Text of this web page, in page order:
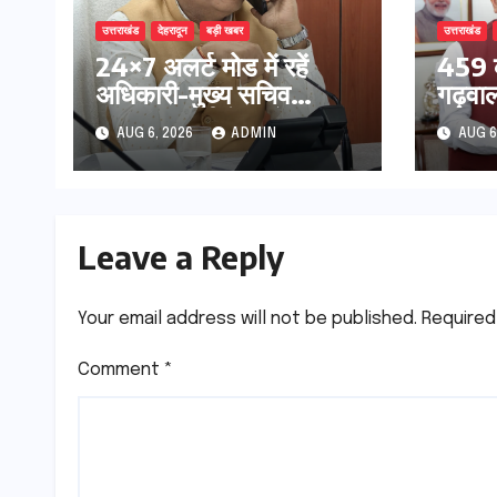
उत्तराखंड देहरादून बड़ी खबर
24×7 अलर्ट मोड में रहें
अधिकारी-मुख्य सचिव
मानसून-एसईओसी से मुख्य
सचिव ने की विस्तृत समीक्षा
कहा-बंद सड़कों को शीघ्र
AUG 6, 2026 ADMIN
उत्तराखंड
459
सिंह
AUG
Leave a Reply
Your email address will not be published.
Comment *